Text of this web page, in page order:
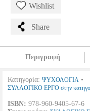
Wishlist
Share
Περιγραφή
Κατηγορία: ΨΥΧΟΛΟΓΙΑ •
ΣΥΛΛΟΓΙΚΟ ΕΡΓΟ στην
ISBN: 978-960-9405-67-6